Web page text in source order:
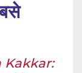
Kakkar: